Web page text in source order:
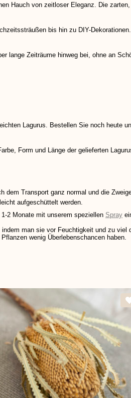
Hauch von zeitloser Eleganz. Die
bis hin zu DIY-
lange Zeiträume hinweg bei, ohne an
Lagurus. Bestellen Sie noch heute
Form und Länge der gelieferten
Transport ganz normal und die
aufgeschüttelt werden.
2 Monate mit unserem speziellen Spray
man sie vor Feuchtigkeit und zu
wenig Überlebenschancen haben.